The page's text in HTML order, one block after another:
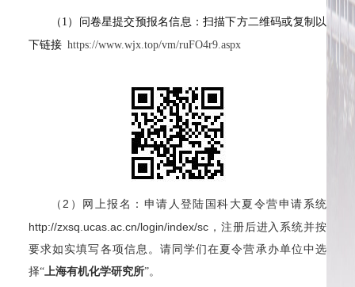
（1）问卷星提交预报名信息：扫描下方二维码或复制以
下链接 https://www.wjx.top/vm/ruFO4r9.aspx
（2）网上报名：申请人登陆国科大夏令营申请系统
http://zxsq.ucas.ac.cn/login/index/sc，注册后进入系统并按
要求如实填写各项信息。请同学们在夏令营承办单位中选
择“上海有机化学研究所”。